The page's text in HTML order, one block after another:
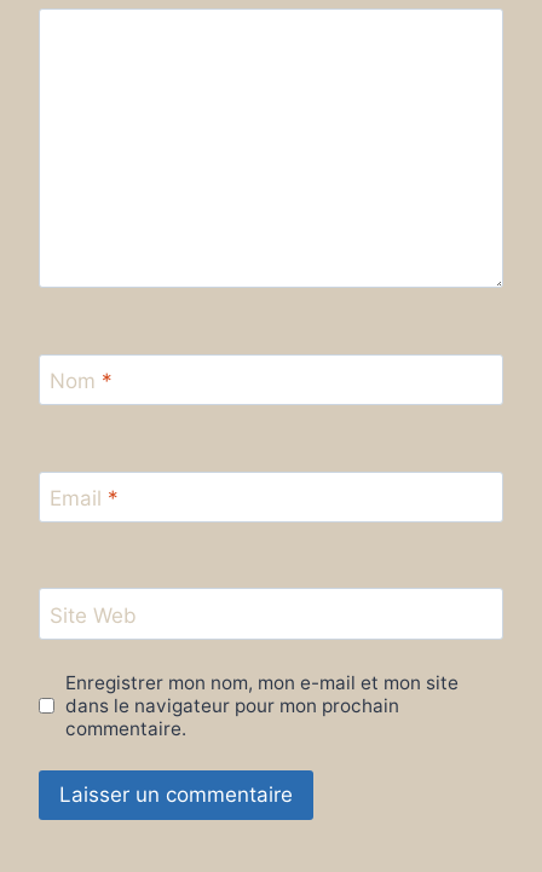
Nom *
Email *
Site Web
Enregistrer mon nom, mon e-mail et mon site
dans le navigateur pour mon prochain
commentaire.